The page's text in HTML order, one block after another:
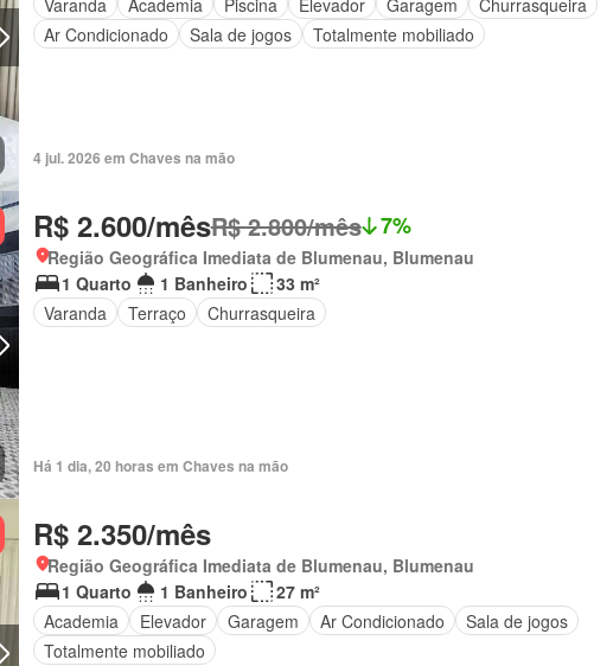
Ar Condicionado
Sala de jogos Totalmente mobiliado
4 jul. 2026 em Chaves na mão
R$ 2.600/mêsR$ 2.800/mês 7%
Região Geográfica Imediata de Blumenau, Blumenau
1 Quarto
1 Banheiro
33 m²
Varanda
Terraço Churrasqueira
Há 1 dia, 20 horas em Chaves na mão
R$ 2.350/mês
Região Geográfica Imediata de Blumenau, Blumenau
1 Quarto
1 Banheiro
27 m²
Academia
Elevador Garagem Ar Condicionado
Sala de jogos
Totalmente mobiliado